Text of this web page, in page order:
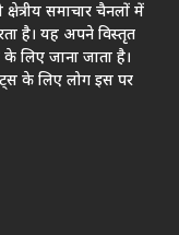
समाचार चैनलों में
है। यह अपने विस्तृत
के लिए जाना जाता है।
के लिए लोग इस पर